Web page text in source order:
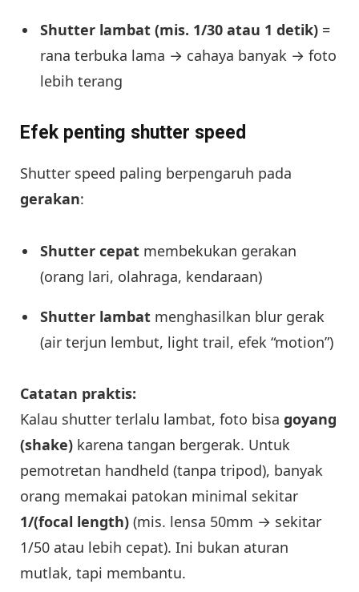
Shutter lambat (mis. 1/30 atau 1 detik) =
rana terbuka lama → cahaya banyak → foto
lebih terang
Efek penting shutter speed
Shutter speed paling berpengaruh pada
gerakan:
Shutter cepat membekukan gerakan
(orang lari, olahraga, kendaraan)
Shutter lambat menghasilkan blur gerak
(air terjun lembut, light trail, efek “motion”)
Catatan praktis:
Kalau shutter terlalu lambat, foto bisa goyang
(shake) karena tangan bergerak. Untuk
pemotretan handheld (tanpa tripod), banyak
orang memakai patokan minimal sekitar
1/(focal length) (mis. lensa 50mm → sekitar
1/50 atau lebih cepat). Ini bukan aturan
mutlak, tapi membantu.